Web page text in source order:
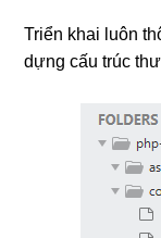
Triển khai luôn
dựng cấu trúc